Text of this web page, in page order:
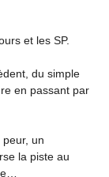
et les SP.
du simple
en passant par
un
la piste au